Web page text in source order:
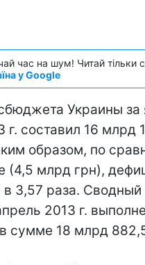
час на шум! Читай тільки
у Google
Украины за
г. составил 16 млрд
образом, по
(4,5 млрд грн),
в 3,57 раза.
2013 г.
сумме 18 млрд